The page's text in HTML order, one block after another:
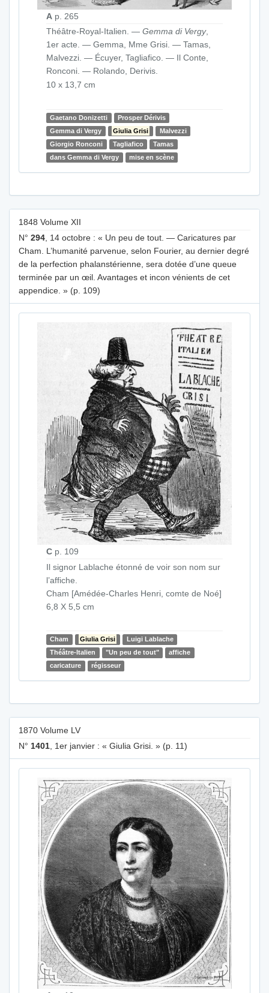
A p. 265
Théâtre-Royal-Italien. — Gemma di Vergy,
1er acte. — Gemma, Mme Grisi. — Tamas,
Malvezzi. — Écuyer, Tagliafico. — Il Conte,
Ronconi. — Rolando, Derivis.
10 x 13,7 cm
Gaetano Donizetti
Prosper Dérivis
Gemma di Vergy
Giulia Grisi
Malvezzi
Giorgio Ronconi
Tagliafico
Tamas
dans Gemma di Vergy
mise en scène
1848 Volume XII
N° 294 , 14 octobre : « Un peu de tout. — Caricatures par
Cham. L’humanité parvenue, selon Fourier, au dernier degré
de la perfection phalanstérienne, sera dotée d’une queue
terminée par un œil. Avantages et incon vénients de cet
appendice. » (p. 109)
C p. 109
Il signor Lablache étonné de voir son nom sur
l’affiche.
Cham [Amédée-Charles Henri, comte de Noé]
6,8 X 5,5 cm
Cham Giulia Grisi
Luigi Lablache
Théâtre-Italien
"Un peu de tout"
affiche
caricature
régisseur
1870 Volume LV
N° 1401 , 1er janvier : « Giulia Grisi. » (p. 11)